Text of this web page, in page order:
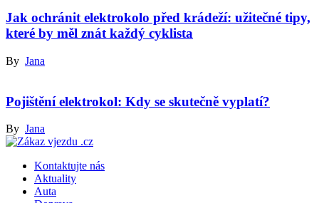
Jak ochránit elektrokolo před krádeží: užitečné tipy,
které by měl znát každý cyklista
By Jana
Pojištění elektrokol: Kdy se skutečně vyplatí?
By Jana
Kontaktujte nás
Aktuality
Auta